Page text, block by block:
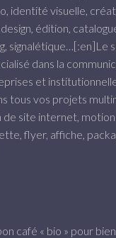
identité visuelle,
édition,
signalétique…[:en]Le
dans la
et
tous vos projets
site internet, motion
flyer, affiche,
café « bio » pour